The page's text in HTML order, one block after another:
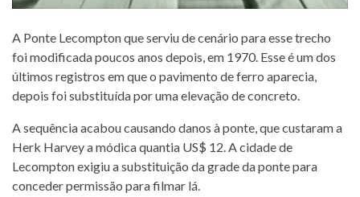
A Ponte Lecompton que serviu de cenário para esse trecho
foi modificada poucos anos depois, em 1970. Esse é um dos
últimos registros em que o pavimento de ferro aparecia,
depois foi substituída por uma elevação de concreto.
A sequência acabou causando danos à ponte, que custaram a
Herk Harvey a módica quantia US$ 12. A cidade de
Lecompton exigiu a substituição da grade da ponte para
conceder permissão para filmar lá.